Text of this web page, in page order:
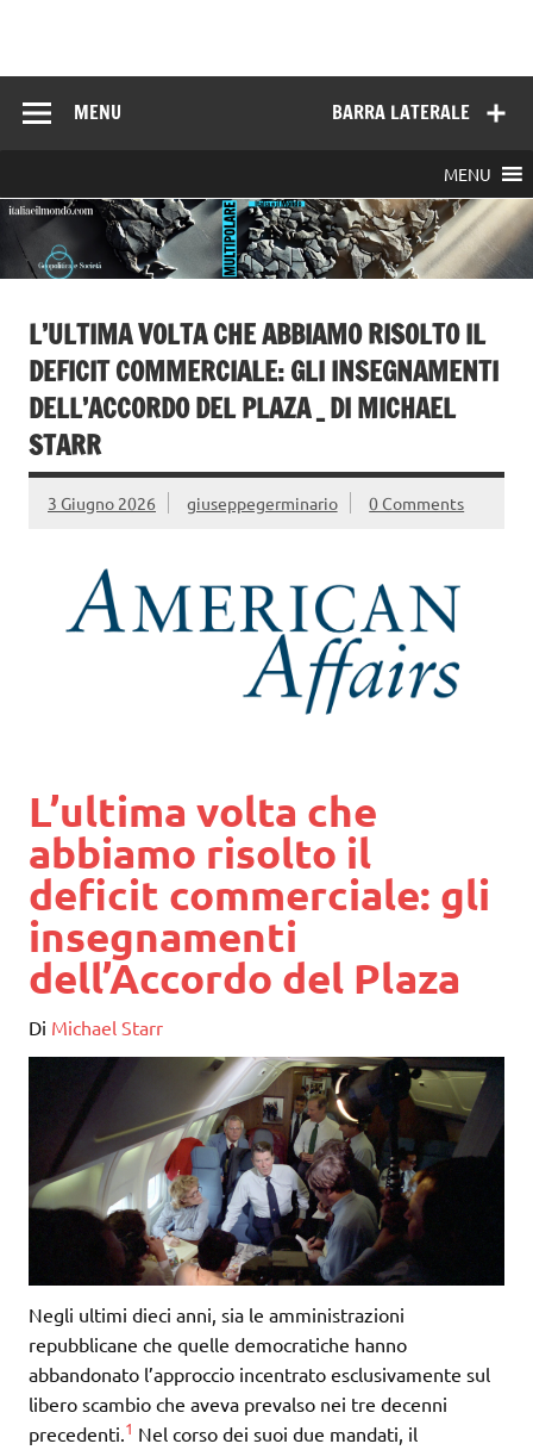
BARRA LATERALE
MENU
MENU
L’ULTIMA VOLTA CHE ABBIAMO RISOLTO IL
DEFICIT COMMERCIALE: GLI INSEGNAMENTI
DELL’ACCORDO DEL PLAZA _ DI MICHAEL
STARR
3 Giugno 2026 giuseppegerminario 0 Comments
L’ultima volta che
abbiamo risolto il
deficit commerciale: gli
insegnamenti
dell’Accordo del Plaza
Di Michael Starr
Negli ultimi dieci anni, sia le amministrazioni
repubblicane che quelle democratiche hanno
abbandonato l’approccio incentrato esclusivamente sul
libero scambio che aveva prevalso nei tre decenni
precedenti.1 Nel corso dei suoi due mandati, il